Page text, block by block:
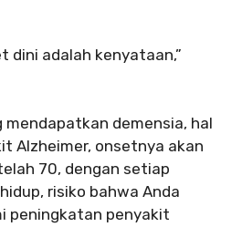
dini adalah kenyataan,”
mendapatkan demensia, hal
Alzheimer, onsetnya akan
70, dengan setiap
risiko bahwa Anda
peningkatan penyakit